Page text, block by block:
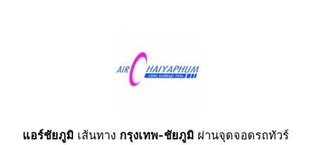
แอร์ชัยภูมิ เส้นทาง กรุงเทพ-ชัยภูมิ ผ่านจุดจอดรถทัวร์